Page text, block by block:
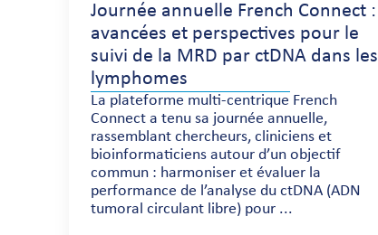
Journée annuelle French Connect :
avancées et perspectives pour le
suivi de la MRD par ctDNA dans les
lymphomes
La plateforme multi-centrique French
Connect a tenu sa journée annuelle,
rassemblant chercheurs, cliniciens et
bioinformaticiens autour d’un objectif
commun : harmoniser et évaluer la
performance de l’analyse du ctDNA (ADN
tumoral circulant libre) pour ...